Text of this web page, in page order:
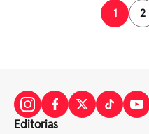
1
2
Editorias